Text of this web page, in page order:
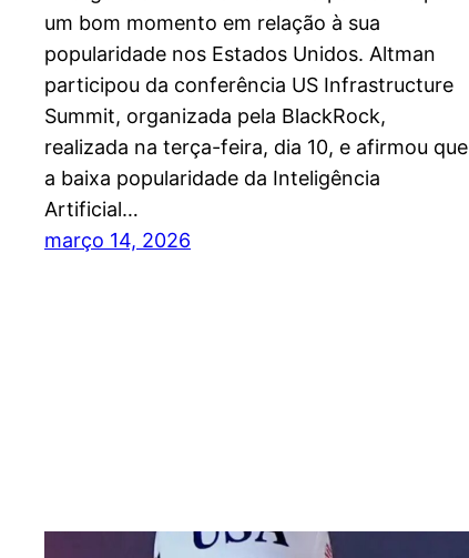
um bom momento em relação à sua
popularidade nos Estados Unidos. Altman
participou da conferência US Infrastructure
Summit, organizada pela BlackRock,
realizada na terça-feira, dia 10, e afirmou que
a baixa popularidade da Inteligência
Artificial…
março 14, 2026